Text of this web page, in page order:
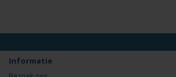
Informatie